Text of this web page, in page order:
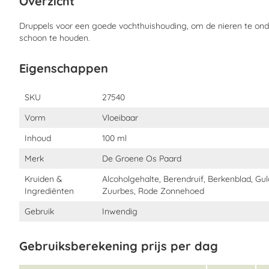
Wat zit er in Groene Os Solidago Complex?
Samenstelling:
Betula pendula (berk), Echinacea purpurea (rode zonnehoed),
Astragalus membranaceus, Berberis vulgaris (zuurbes), Uncaria
Analytische bestanddelen:
Ruw eiwit 0,5%
20 druppels = 1 ml
Het heeft de voorkeur om de druppels buiten voertijden om te
Druppels voor een goede vochthuishouding, om de nieren te
schoon te houden.
Eigenschappen
Eigenschappen
SKU
27540
Vorm
Vloeibaar
Inhoud
100 ml
Merk
De Groene Os Paard
Kruiden &
Ingrediënten
Alcoholgehalte, Berendruif, Berkenblad,
Zuurbes, Rode Zonnehoed
Gebruik
Inwendig
Gebruiksberekening prijs per dag